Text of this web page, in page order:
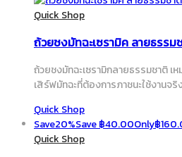
Quick Shop
ถ้วยชงมัทฉะเซรามิค ลายธรรม
ถ้วยชงมัทฉะเซรามิกลายธรรมชาติ เห
เสิร์ฟมัทฉะที่ต้องการภาชนะใช้งาน
Quick Shop
Save20%Save฿40.00Only฿
Quick Shop